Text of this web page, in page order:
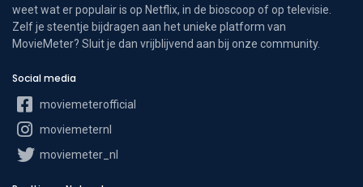
weet wat er populair is op Netflix, in de bioscoop of op televisie.
Zelf je steentje bijdragen aan het unieke platform van
MovieMeter? Sluit je dan vrijblijvend aan bij onze community.
Social media
moviemeterofficial
moviemeternl
moviemeter_nl